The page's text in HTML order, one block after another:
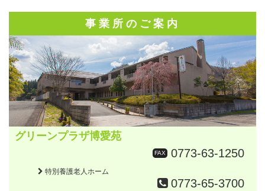
事業所のご案内
グリーンプラザ博愛苑
FAX 0773-63-1250
特別養護老人ホーム
0773-65-3700